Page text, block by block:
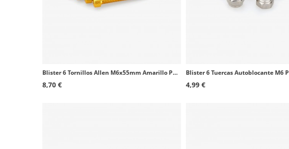
Blister 6 Tornillos Allen M6x55mm Amarillo Puig 0446G
8,70 € 4,99 €